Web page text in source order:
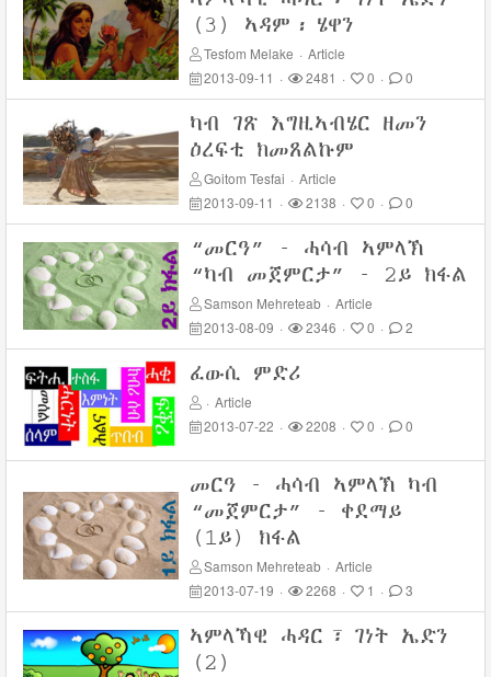
(3) ኣዳም፡ ሄዋን
Tesfom Melake · Article
2013-09-11 · 2481 · 0 · 0
ካብ ገጽ እግዚኣብሄር ዘመን
ዕረፍቲ ክመጸልኩም
Goitom Tesfai · Article
2013-09-11 · 2138 · 0 · 0
“መርዓ” - ሓሳብ ኣምላኽ
“ካብ መጀምርታ” - 2ይ ክፋል
Samson Mehreteab · Article
2013-08-09 · 2346 · 0 · 2
ፈውሲ ምድሪ
· Article
2013-07-22 · 2208 · 0 · 0
መርዓ - ሓሳብ ኣምላኽ ካብ
“መጀምርታ” - ቀደማይ
(1ይ) ክፋል
Samson Mehreteab · Article
2013-07-19 · 2268 · 1 · 3
ኣምላኻዊ ሓዳር፣ ገነት ኤድን
(2)